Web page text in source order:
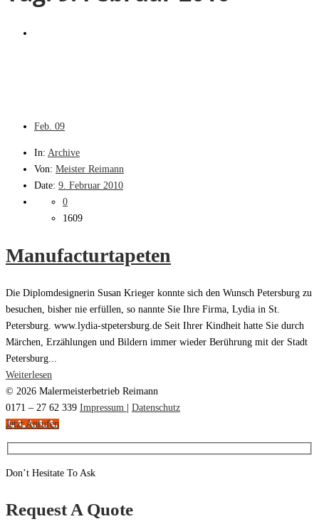
Feb. 09
In: Archive
Von: Meister Reimann
Date: 9. Februar 2010
0
1609
Manufacturtapeten
Die Diplomdesignerin Susan Krieger konnte sich den Wunsch Petersburg zu
besuchen, bisher nie erfüllen, so nannte Sie Ihre Firma, Lydia in St.
Petersburg. www.lydia-stpetersburg.de Seit Ihrer Kindheit hatte Sie durch
Märchen, Erzählungen und Bildern immer wieder Berührung mit der Stadt
Petersburg...
Weiterlesen
© 2026 Malermeisterbetrieb Reimann
0171 – 27 62 339 Impressum
Datenschutz
Jetzt Anrufen
Don’t Hesitate To Ask
Request A Quote